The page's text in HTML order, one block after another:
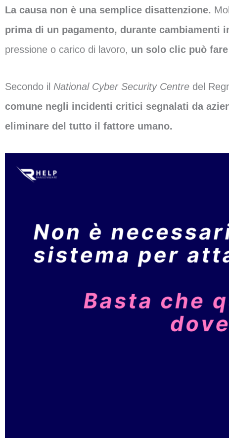
La causa non è una semplice disattenzione.
prima di un pagamento, durante cambiamenti
pressione o carico di lavoro, un solo clic può
Secondo il National Cyber Security Centre del
comune negli incidenti critici segnalati da
eliminare del tutto il fattore umano.